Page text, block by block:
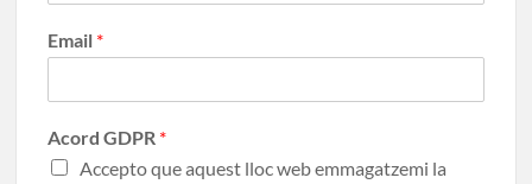
Email *
Acord GDPR *
Accepto que aquest lloc web emmagatzemi la